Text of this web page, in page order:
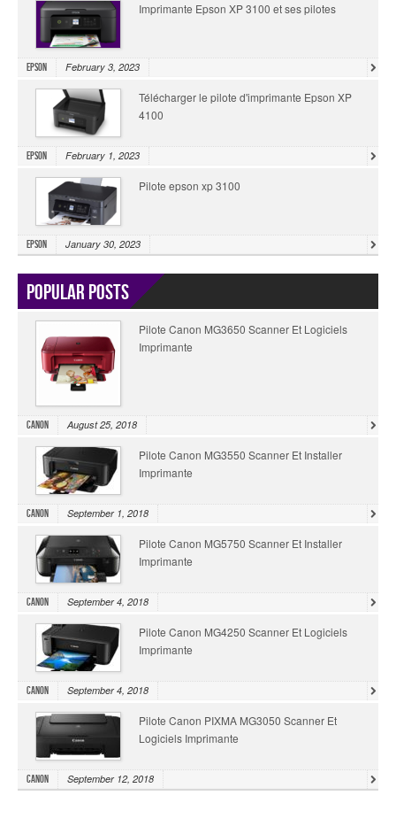
Imprimante Epson XP 3100 et ses pilotes
Epson February 3, 2023
Télécharger le pilote d'imprimante Epson XP
4100
Epson February 1, 2023
Pilote epson xp 3100
Epson January 30, 2023
Popular Posts
Pilote Canon MG3650 Scanner Et Logiciels
Imprimante
Canon August 25, 2018
Pilote Canon MG3550 Scanner Et Installer
Imprimante
Canon September 1, 2018
Pilote Canon MG5750 Scanner Et Installer
Imprimante
Canon September 4, 2018
Pilote Canon MG4250 Scanner Et Logiciels
Imprimante
Canon September 4, 2018
Pilote Canon PIXMA MG3050 Scanner Et
Logiciels Imprimante
Canon September 12, 2018